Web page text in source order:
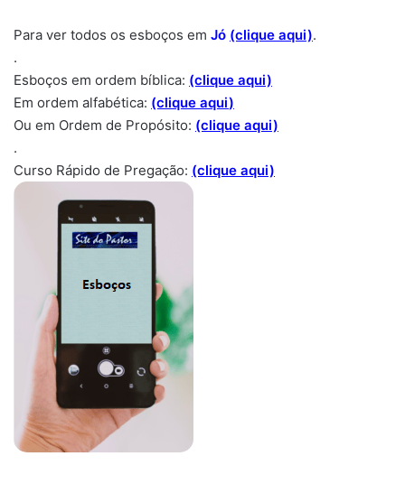
Para ver todos os esboços em Jó (clique aqui).
.
Esboços em ordem bíblica: (clique aqui)
Em ordem alfabética: (clique aqui)
Ou em Ordem de Propósito: (clique aqui)
.
Curso Rápido de Pregação: (clique aqui)